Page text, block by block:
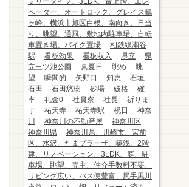
ベーター、オートロック、グレイス鶴
ヶ峰、横浜市旭区白根、南向き、日当
り、眺望、通風、敷地内駐車場、自転
車置き場、バイク置場
相鉄線瀬谷
駅
看板効果 看板収入 県立
県
立三ツ池公園
真夏日 眺め
眺
望
瞬間的 矢野口 知恵
石垣
石田
石田悠樹 砂場 破格
確
率
礼金0 社員寮 社長
祈りま
す
祐天寺 祐天寺駅 祝日
神奈
川
神奈川の不動産屋
神奈川区
神奈川県
神奈川県、川崎市、宮前
区、水沢、たまプラーザ、築浅、2階
建、リノベーション、3LDK、庭、駐
車場、眺望、売主、仲介手数料不要、
リビング広い、バス便豊富、尻手黒川